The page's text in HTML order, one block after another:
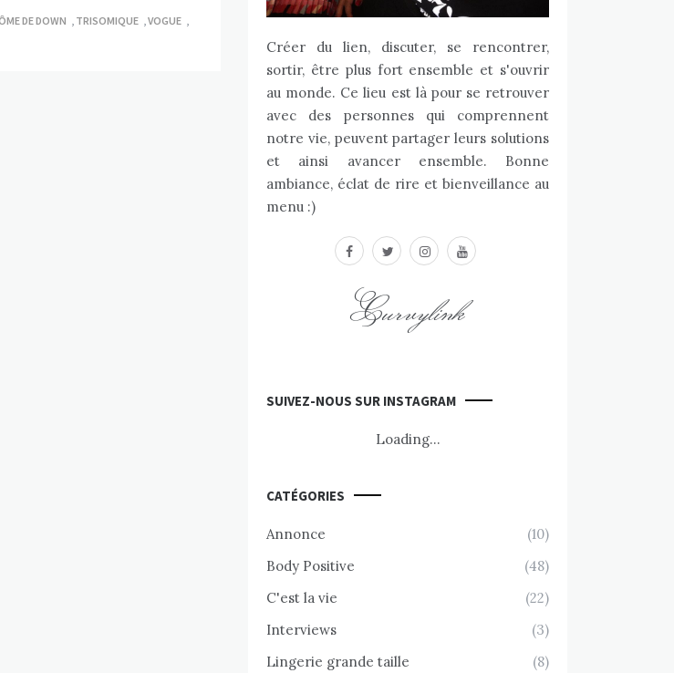
DE DOWN TRISOMIQUE VOGUE
Créer du lien, discuter, se rencontrer,
sortir, être plus fort ensemble et s'ouvrir
au monde. Ce lieu est là pour se retrouver
avec des personnes qui comprennent
notre vie, peuvent partager leurs solutions
et ainsi avancer ensemble. Bonne
ambiance, éclat de rire et bienveillance au
menu :)
facebooktwitterinstagram
youtube
Curvylink
SUIVEZ-NOUS SUR INSTAGRAM
Loading...
CATÉGORIES
Annonce
(10)
Body Positive
(48)
C'est la vie
(22)
Interviews
(3)
Lingerie grande taille
(8)